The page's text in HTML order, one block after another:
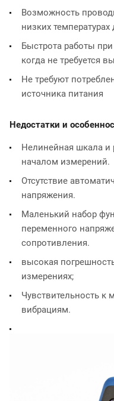
Возможность
низких температурах
Быстрота работы
когда не требуется
Не требуют
источника питания
Недостатки и
Нелинейная шкала и
началом измерений.
Отсутствие
напряжения.
Маленький набор
переменного
сопротивления.
высокая
измерениях;
Чувствительность к
вибрациям.